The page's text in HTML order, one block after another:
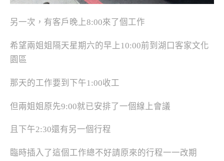
另一次，有客戶晚上8:00來了個工作
希望兩姐姐隔天星期六的早上10:00前到湖口客家文化
園區
那天的工作要到下午1:00收工
但兩姐姐原先9:00就已安排了一個線上會議
且下午2:30還有另一個行程
臨時插入了這個工作總不好請原來的行程一一改期